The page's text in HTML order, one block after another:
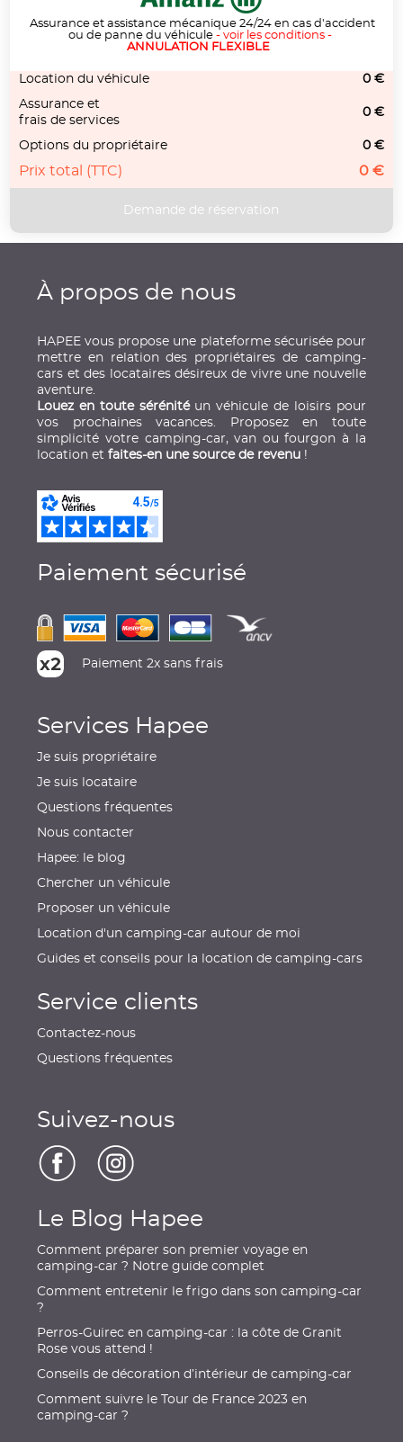
Assurance et assistance mécanique 24/24 en cas d'accident
ou de panne du véhicule - voir les conditions-
ANNULATION FLEXIBLE
Location du véhicule
0 €
Assurance et
frais de services
0 €
Options du propriétaire 0 €
Prix total (TTC) 0 €
À propos de nous
HAPEE vous propose une plateforme sécurisée pour
mettre en relation des propriétaires de camping-
cars et des locataires désireux de vivre une nouvelle
aventure.
Louez en toute sérénitéun véhicule de loisirs pour
vos prochaines vacances. Proposez en toute
simplicité votre camping-car, van ou fourgon à la
location etfaites-en une source de revenu !
Paiement sécurisé
Paiement 2x sans frais
Services Hapee
Je suis propriétaire
Je suis locataire
Questions fréquentes
Nous contacter
Hapee: le blog
Chercher un véhicule
Proposer un véhicule
Location d'un camping-car autour de moi
Guides et conseils pour la location de camping-cars
Service clients
Contactez-nous
Questions fréquentes
Suivez-nous
Le Blog Hapee
Comment préparer son premier voyage en
camping-car ? Notre guide complet
Comment entretenir le frigo dans son camping-car
?
Perros-Guirec en camping-car : la côte de Granit
Rose vous attend !
Conseils de décoration d’intérieur de camping-car
Comment suivre le Tour de France 2023 en
camping-car ?